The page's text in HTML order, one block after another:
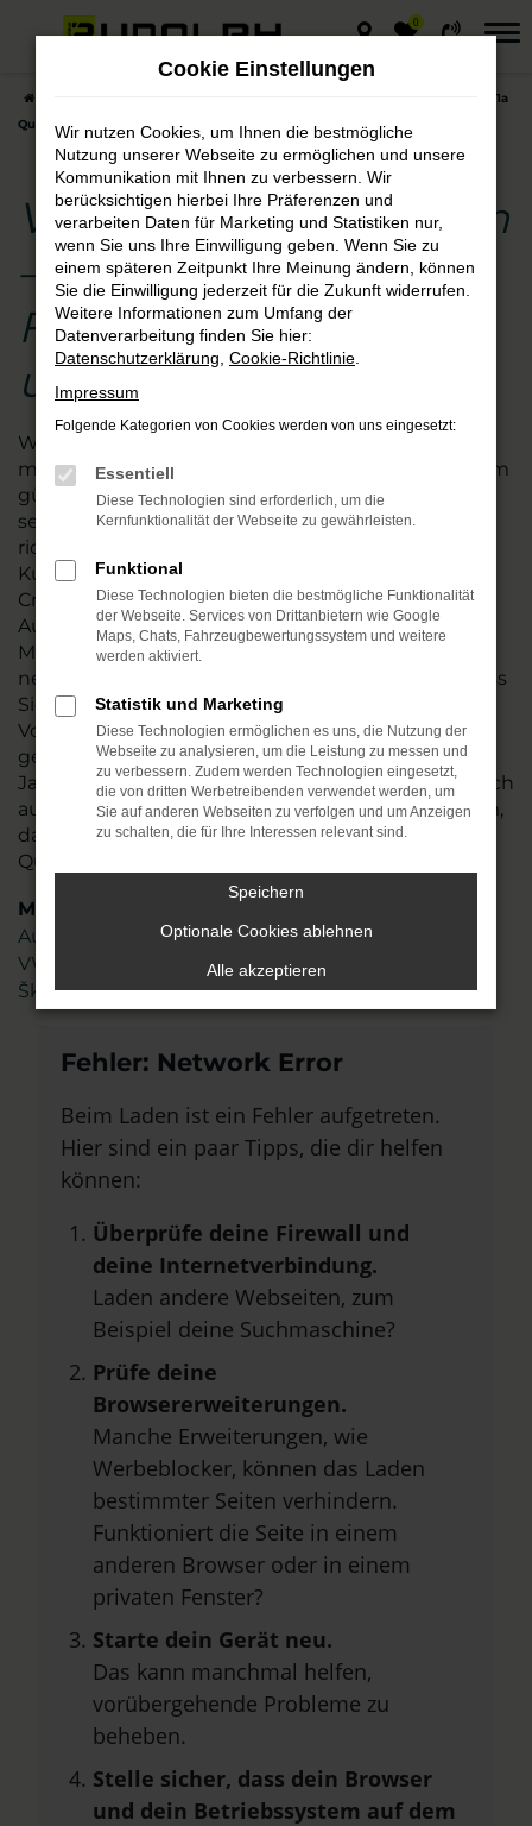
Zum
0
VW T-Cross Neuwagen – 1a
Qualität für Fahrten in Querfurt und Umgebung
VW T-Cross Neuwagen
– 1a Qualität für
Fahrten in Querfurt
und Umgebung
Wer beim Autokauf auf der sicheren Seite sein
möchte, steigt in einen VW T-Cross Neuwagen zum
günstigen Preis. Wir vom Autohaus Rudolph sind
seit vielen Jahren auf diese Marke spezialisiert und
richten uns ausdrücklich auch an unsere
Kundschaft in Querfurt. Der Vorteil, den ein VW T-
Cross Neuwagen bietet, liegt in der individuellen
Ausstattung und der freien Auswahl hinsichtlich
Motorisierung, Lackierung und aller Extras. Wir
nennen es „Konfigurieren“ und meinen damit, dass
Sie exakt das Auto erhalten, das Ihren
Vorstellungen entspricht. Dabei beraten wir Sie
gern und bringen das Fachwissen aus mehr als 45
Jahren in der Automobilbranche ein. Freuen Sie sich
auf ein gut geschultes und hoch motiviertes Team,
das genau weiß, worauf es bei der Mobilität in
Querfurt ankommt
Marken
Audi
VW
Škoda
Fehler: Network Error
Beim Laden ist ein Fehler aufgetreten.
Hier sind ein paar Tipps, die dir helfen
können:
Überprüfe deine Firewall und
deine Internetverbindung.
Laden andere Webseiten, zum
Beispiel deine Suchmaschine?
Prüfe deine
Browsererweiterungen.
Manche Erweiterungen, wie
Werbeblocker, können das Laden
bestimmter Seiten verhindern.
Funktioniert die Seite in einem
anderen Browser oder in einem
privaten Fenster?
Starte dein Gerät neu.
Das kann manchmal helfen,
vorübergehende Probleme zu
beheben.
Stelle sicher, dass dein Browser
und dein Betriebssystem auf dem
Cookie Einstellungen
Wir nutzen Cookies, um Ihnen die bestmögliche
Nutzung unserer Webseite zu ermöglichen und unsere
Kommunikation mit Ihnen zu verbessern. Wir
berücksichtigen hierbei Ihre Präferenzen und
verarbeiten Daten für Marketing und Statistiken nur,
wenn Sie uns Ihre Einwilligung geben. Wenn Sie zu
einem späteren Zeitpunkt Ihre Meinung ändern, können
Sie die Einwilligung jederzeit für die Zukunft widerrufen.
Weitere Informationen zum Umfang der
Datenverarbeitung finden Sie hier:
Datenschutzerklärung Cookie-Richtlinie
Impressum
Folgende Kategorien von Cookies werden von uns eingesetzt:
Essentiell
Diese Technologien sind erforderlich, um die
Kernfunktionalität der Webseite zu gewährleisten.
Funktional
Diese Technologien bieten die bestmögliche Funktionalität
der Webseite. Services von Drittanbietern wie Google
Maps, Chats, Fahrzeugbewertungssystem und weitere
werden aktiviert.
Statistik und Marketing
Diese Technologien ermöglichen es uns, die Nutzung der
Webseite zu analysieren, um die Leistung zu messen und
zu verbessern. Zudem werden Technologien eingesetzt,
die von dritten Werbetreibenden verwendet werden, um
Sie auf anderen Webseiten zu verfolgen und um Anzeigen
zu schalten, die für Ihre Interessen relevant sind.
Speichern
Optionale Cookies ablehnen
Alle akzeptieren